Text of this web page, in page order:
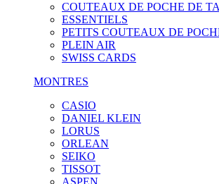
COUTEAUX DE POCHE DE
ESSENTIELS
PETITS COUTEAUX DE
PLEIN AIR
SWISS CARDS
MONTRES
CASIO
DANIEL KLEIN
LORUS
ORLEAN
SEIKO
TISSOT
ASPEN